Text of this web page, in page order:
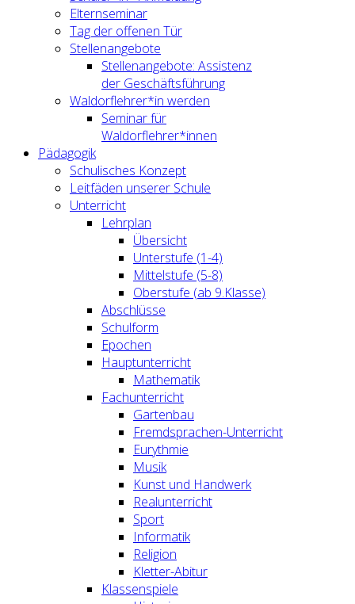
Elternseminar
Tag der offenen Tür
Stellenangebote
Stellenangebote: Assistenz
der Geschäftsführung
Waldorflehrer*in werden
Seminar für
Waldorflehrer*innen
Pädagogik
Schulisches Konzept
Leitfäden unserer Schule
Unterricht
Lehrplan
Übersicht
Unterstufe (1-4)
Mittelstufe (5-8)
Oberstufe (ab 9.Klasse)
Abschlüsse
Schulform
Epochen
Hauptunterricht
Mathematik
Fachunterricht
Gartenbau
Fremdsprachen-Unterricht
Eurythmie
Musik
Kunst und Handwerk
Realunterricht
Sport
Informatik
Religion
Kletter-Abitur
Klassenspiele